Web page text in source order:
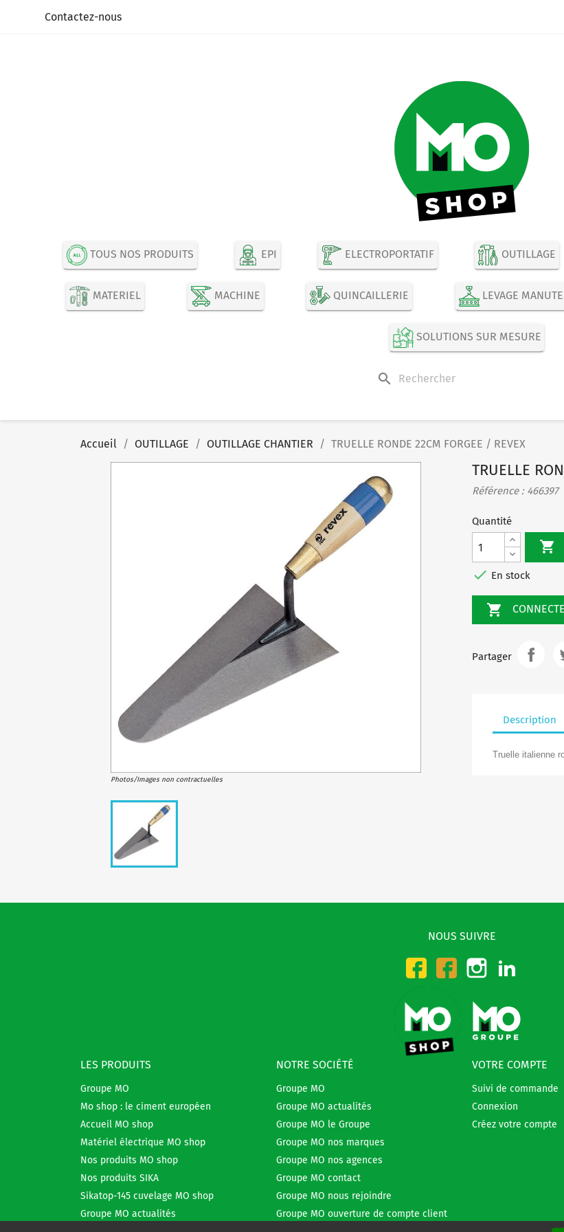
Contactez-nous
TOUS NOS PRODUITS EPI ELECTROPORTATIF OUTILLAGE
MATERIEL MACHINE QUINCAILLERIE LEVAGE
SOLUTIONS SUR MESURE
search
Accueil OUTILLAGE OUTILLAGE CHANTIER TRUELLE RONDE 22CM FORGEE / REVEX
Photos/Images non contractuelles
TRUELLE
Référence : 466397
Quantité

 En stock

Partager
Description
Truelle italienne
NOUS SUIVRE
Facebook-CMO
Facebook-DMO
Instagram
LES PRODUITS
Groupe MO
Mo shop : le ciment européen
Accueil MO shop
Matériel électrique MO shop
Nos produits MO shop
Nos produits SIKA
Sikatop-145 cuvelage MO shop
Groupe MO actualités
NOTRE SOCIÉTÉ
Groupe MO
Groupe MO actualités
Groupe MO le Groupe
Groupe MO nos marques
Groupe MO nos agences
Groupe MO contact
Groupe MO nous rejoindre
Groupe MO ouverture de compte client
VOTRE COMPTE
Suivi de commande
Connexion
Créez votre compte